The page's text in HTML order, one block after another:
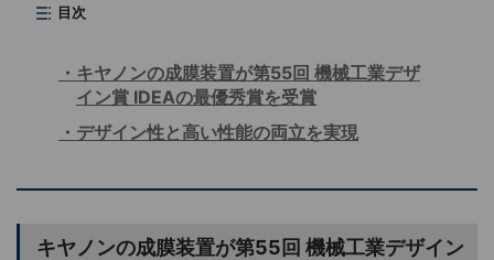
目次
キヤノンの成膜装置が第55回 機械工業デザ
イン賞 IDEAの最優秀賞を受賞
デザイン性と高い性能の両立を実現
キヤノンの成膜装置が第55回 機械工業デザイン